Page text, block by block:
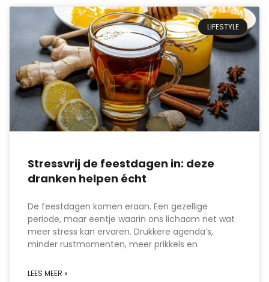
LIFESTYLE
Stressvrij de feestdagen in: deze
dranken helpen écht
De feestdagen komen eraan. Een gezellige
periode, maar eentje waarin ons lichaam net wat
meer stress kan ervaren. Drukkere agenda’s,
minder rustmomenten, meer prikkels en
LEES MEER »